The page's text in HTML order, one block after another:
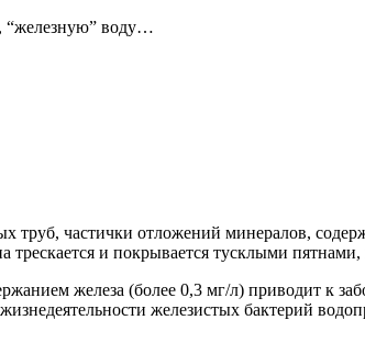
воду…
труб, частички отложений минералов,
и покрывается тусклыми
железа (более 0,3 мг/л) приводит к
железистых бактерий